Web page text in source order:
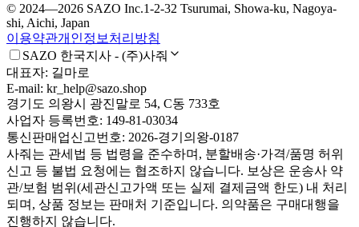
© 2024—2026 SAZO Inc.1-2-32 Tsurumai, Showa-ku, Nagoya-
shi, Aichi, Japan
이용약관개인정보처리방침
SAZO 한국지사 - (주)사줘
대표자: 길마로
E-mail: kr_help@sazo.shop
경기도 의왕시 광진말로 54, C동 733호
사업자 등록번호: 149-81-03034
통신판매업신고번호: 2026-경기의왕-0187
사줘는 관세법 등 법령을 준수하며, 분할배송·가격/품명 허위
신고 등 불법 요청에는 협조하지 않습니다. 보상은 운송사 약
관/보험 범위(세관신고가액 또는 실제 결제금액 한도) 내 처리
되며, 상품 정보는 판매처 기준입니다. 의약품은 구매대행을
진행하지 않습니다.